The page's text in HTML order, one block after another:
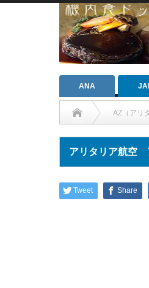
ANA
AZ（アリ
アリタリア航空
Tweet Share